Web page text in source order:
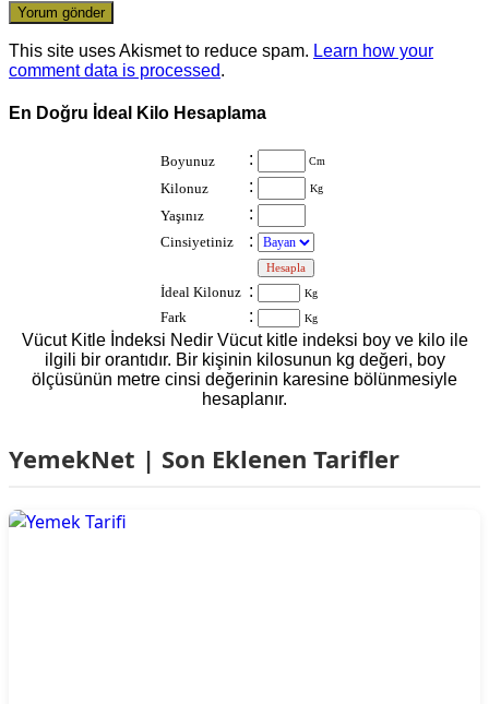
This site uses Akismet to reduce spam. Learn how your
comment data is processed.
En Doğru İdeal Kilo Hesaplama
Boyunuz : Cm
Kilonuz : Kg
Yaşınız :
Cinsiyetiniz
:
İdeal Kilonuz : Kg
Fark : Kg
Vücut Kitle İndeksi Nedir Vücut kitle indeksi boy ve kilo ile
ilgili bir orantıdır. Bir kişinin kilosunun kg değeri, boy
ölçüsünün metre cinsi değerinin karesine bölünmesiyle
hesaplanır.
YemekNet | Son Eklenen Tarifler